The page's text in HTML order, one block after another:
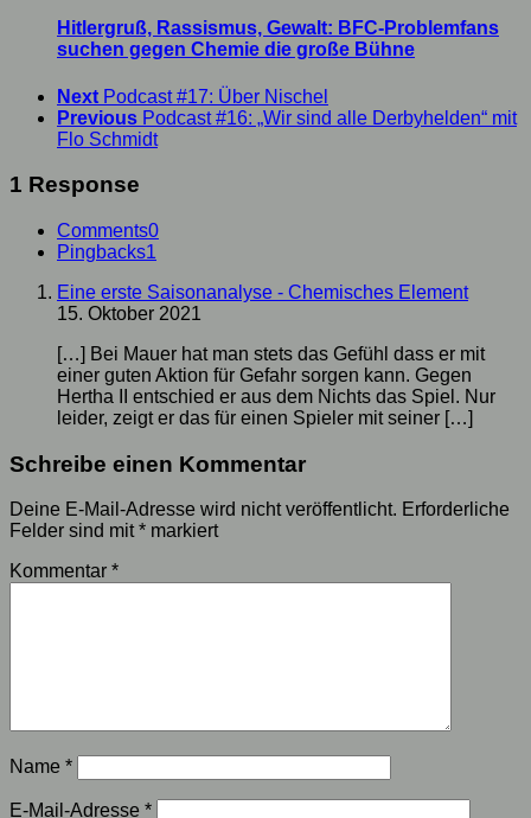
Hitlergruß, Rassismus, Gewalt: BFC-Problemfans
suchen gegen Chemie die große Bühne
Next Podcast #17: Über Nischel
Previous Podcast #16: „Wir sind alle Derbyhelden“ mit
Flo Schmidt
1 Response
Comments0
Pingbacks1
Eine erste Saisonanalyse - Chemisches Element
15. Oktober 2021
[…] Bei Mauer hat man stets das Gefühl dass er mit
einer guten Aktion für Gefahr sorgen kann. Gegen
Hertha II entschied er aus dem Nichts das Spiel. Nur
leider, zeigt er das für einen Spieler mit seiner […]
Schreibe einen Kommentar
Deine E-Mail-Adresse wird nicht veröffentlicht. Erforderliche
Felder sind mit* markiert
Kommentar *
Name *
E-Mail-Adresse *